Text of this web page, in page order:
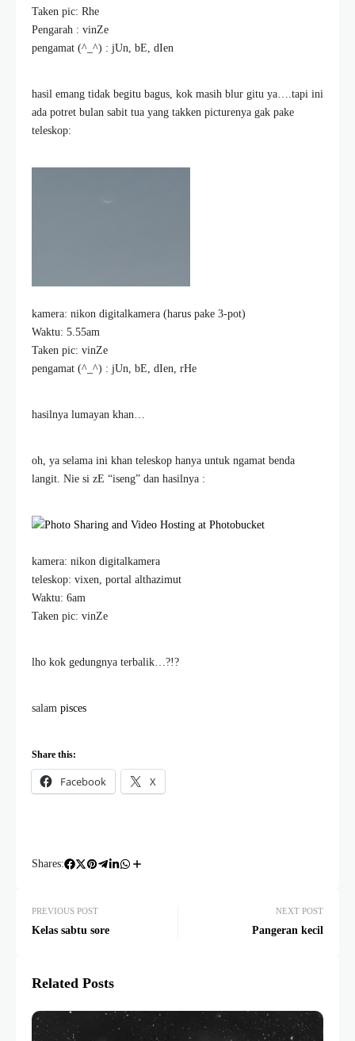
Taken pic: Rhe
Pengarah : vinZe
pengamat (^_^) : jUn, bE, dIen
hasil emang tidak begitu bagus, kok masih blur gitu ya….tapi ini
ada potret bulan sabit tua yang takken picturenya gak pake
teleskop:
kamera: nikon digitalkamera (harus pake 3-pot)
Waktu: 5.55am
Taken pic: vinZe
pengamat (^_^) : jUn, bE, dIen, rHe
hasilnya lumayan khan…
oh, ya selama ini khan teleskop hanya untuk ngamat benda
langit. Nie si zE “iseng” dan hasilnya :
kamera: nikon digitalkamera
teleskop: vixen, portal althazimut
Waktu: 6am
Taken pic: vinZe
lho kok gedungnya terbalik…?!?
salam pisces
Share this:
Facebook X
Shares:
PREVIOUS POST
Kelas sabtu sore
NEXT POST
Pangeran kecil
Related Posts